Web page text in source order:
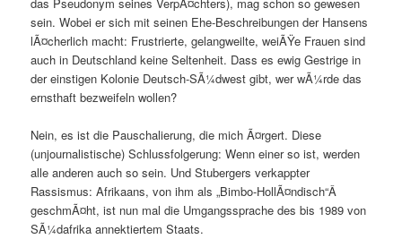
das Pseudonym seines VerpÃ¤chters), mag schon so gewesen
sein. Wobei er sich mit seinen Ehe-Beschreibungen der Hansens
lÃ¤cherlich macht: Frustrierte, gelangweilte, weiÃŸe Frauen sind
auch in Deutschland keine Seltenheit. Dass es ewig Gestrige in
der einstigen Kolonie Deutsch-SÃ¼dwest gibt, wer wÃ¼rde das
ernsthaft bezweifeln wollen?
Nein, es ist die Pauschalierung, die mich Ã¤rgert. Diese
(unjournalistische) Schlussfolgerung: Wenn einer so ist, werden
alle anderen auch so sein. Und Stubergers verkappter
Rassismus: Afrikaans, von ihm als „Bimbo-HollÃ¤ndisch“Â
geschmÃ¤ht, ist nun mal die Umgangssprache des bis 1989 von
SÃ¼dafrika annektiertem Staats.